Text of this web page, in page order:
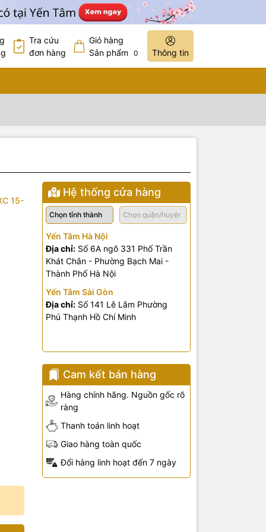
Tra cứu
đơn hàng
Giỏ hàng
Sản phẩm
0 Thông tin
15-
Hệ thống cửa hàng
Yến Tâm Hà Nội
Địa chỉ:Số 6A ngõ 331 Phố Trần
Khát Chân - Phường Bạch Mai -
Thành Phố Hà Nội
Yến Tâm Sài Gòn
Địa chỉ:Số 141 Lê Lâm Phường
Phú Thạnh Hồ Chí Minh
Cam kết bán hàng
Hàng chính hãng. Nguồn gốc rõ
ràng
Thanh toán linh hoạt
Giao hàng toàn quốc
Đổi hàng linh hoạt đến 7 ngày